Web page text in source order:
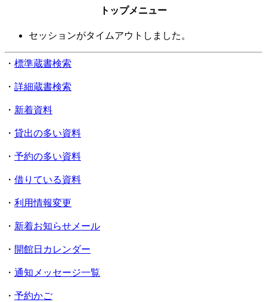
トップメニュー
セッションがタイムアウトしました。
・ 標準蔵書検索
・ 詳細蔵書検索
・ 新着資料
・ 貸出の多い資料
・ 予約の多い資料
・ 借りている資料
・ 利用情報変更
・ 新着お知らせメール
・ 開館日カレンダー
・ 通知メッセージ一覧
・ 予約かご